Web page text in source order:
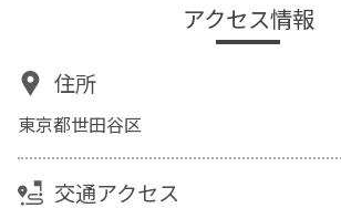
アクセス情報
住所
東京都世田谷区
交通アクセス